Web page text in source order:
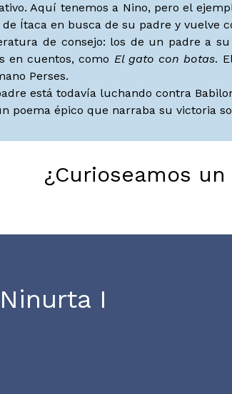
Aquí tenemos a Nino, pero el
Ítaca en busca de su padre y vuelve
de consejo: los de un padre a
en cuentos, como El gato con botas.
Perses.
está todavía luchando contra
poema épico que narraba su victoria
¿Curioseamos un
II